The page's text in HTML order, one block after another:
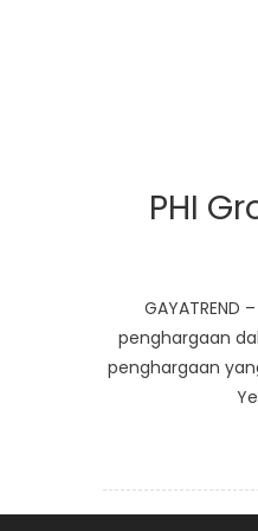
PHI
penghargaan
penghargaan